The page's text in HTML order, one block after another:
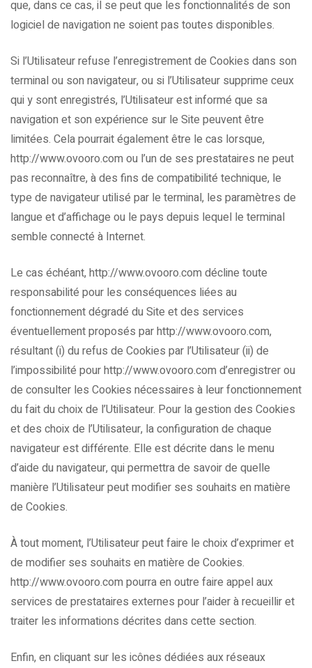
que, dans ce cas, il se peut que les fonctionnalités de son
logiciel de navigation ne soient pas toutes disponibles.
Si l’Utilisateur refuse l’enregistrement de Cookies dans son
terminal ou son navigateur, ou si l’Utilisateur supprime ceux
qui y sont enregistrés, l’Utilisateur est informé que sa
navigation et son expérience sur le Site peuvent être
limitées. Cela pourrait également être le cas lorsque,
http://www.ovooro.com ou l’un de ses prestataires ne peut
pas reconnaître, à des fins de compatibilité technique, le
type de navigateur utilisé par le terminal, les paramètres de
langue et d’affichage ou le pays depuis lequel le terminal
semble connecté à Internet.
Le cas échéant, http://www.ovooro.com décline toute
responsabilité pour les conséquences liées au
fonctionnement dégradé du Site et des services
éventuellement proposés par http://www.ovooro.com,
résultant (i) du refus de Cookies par l’Utilisateur (ii) de
l’impossibilité pour http://www.ovooro.com d’enregistrer ou
de consulter les Cookies nécessaires à leur fonctionnement
du fait du choix de l’Utilisateur. Pour la gestion des Cookies
et des choix de l’Utilisateur, la configuration de chaque
navigateur est différente. Elle est décrite dans le menu
d’aide du navigateur, qui permettra de savoir de quelle
manière l’Utilisateur peut modifier ses souhaits en matière
de Cookies.
À tout moment, l’Utilisateur peut faire le choix d’exprimer et
de modifier ses souhaits en matière de Cookies.
http://www.ovooro.com pourra en outre faire appel aux
services de prestataires externes pour l’aider à recueillir et
traiter les informations décrites dans cette section.
Enfin, en cliquant sur les icônes dédiées aux réseaux